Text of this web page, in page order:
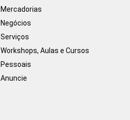
Mercadorias
Negócios
Serviços
Workshops, Aulas e Cursos
Pessoais
Anuncie